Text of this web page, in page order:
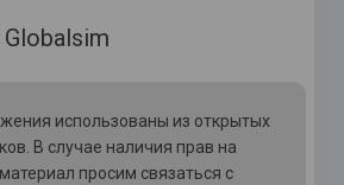
использованы из открытых
В случае наличия прав на
просим связаться с